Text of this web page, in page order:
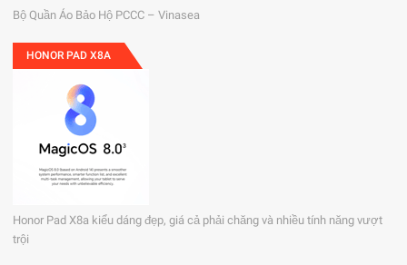
Bộ Quần Áo Bảo Hộ PCCC – Vinasea
HONOR PAD X8A
Honor Pad X8a kiểu dáng đẹp, giá cả phải chăng và nhiều tính năng vượt
trội